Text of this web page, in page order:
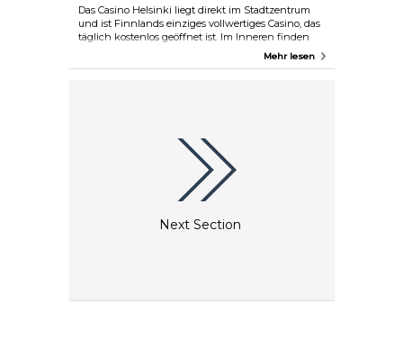
Das Casino Helsinki liegt direkt im Stadtzentrum
und ist Finnlands einziges vollwertiges Casino, das
täglich kostenlos geöffnet ist. Im Inneren finden
Sie Tischspiele, Spielautomaten, Bars, einMehr lesen
Next Section